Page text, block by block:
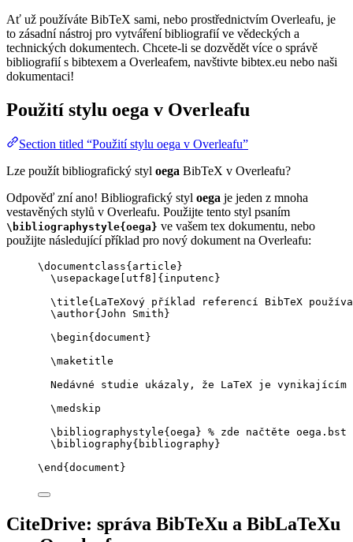
Ať už používáte BibTeX sami, nebo prostřednictvím Overleafu, je
to zásadní nástroj pro vytváření bibliografií ve vědeckých a
technických dokumentech. Chcete-li se dozvědět více o správě
bibliografií s bibtexem a Overleafem, navštivte bibtex.eu nebo naši
dokumentaci!
Použití stylu oega v Overleafu
Section titled “Použití stylu oega v Overleafu”
Lze použít bibliografický styl oega BibTeX v Overleafu?
Odpověď zní ano! Bibliografický styl oega je jeden z mnoha
vestavěných stylů v Overleafu. Použijte tento styl psaním
\bibliographystyle{oega} ve vašem tex dokumentu, nebo
použijte následující příklad pro nový dokument na Overleafu:
\documentclass{ article }
\usepackage
utf8 ]{ inputenc }
\title{LaTeXový příklad referencí BibTeX
\author{John Smith}
\begin{ document }
\maketitle
Nedávné studie ukázaly, že LaTeX je vynikajícím
\medskip
\bibliographystyle{oega} % zde načtěte oega.bst
\bibliography{bibliography}
\end { document }
CiteDrive: správa BibTeXu a BibLaTeXu